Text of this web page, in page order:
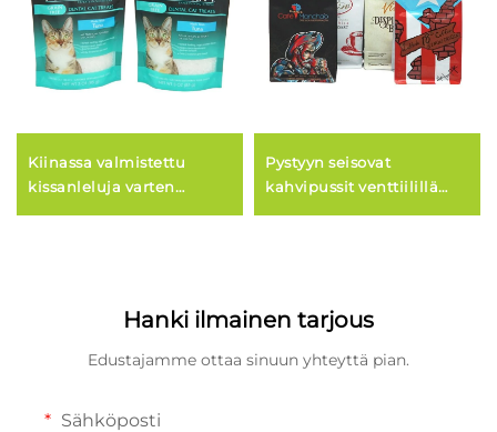
Kiinassa valmistettu
kissanleluja varten
Pystyyn seisovat
kahvipussit venttiilillä
Hanki ilmainen tarjous
Edustajamme ottaa sinuun yhteyttä pian.
Sähköposti